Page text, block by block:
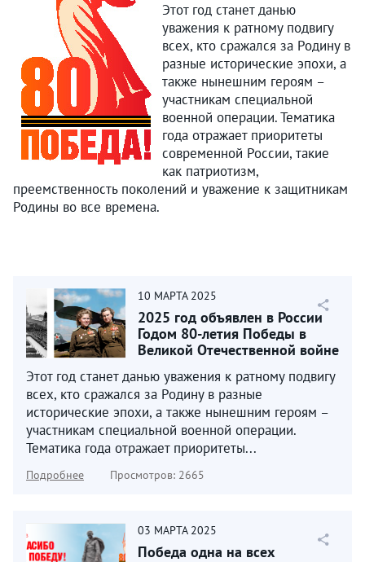
Этот год станет данью
уважения к ратному подвигу
всех, кто сражался за Родину в
разные исторические эпохи, а
также нынешним героям –
участникам специальной
военной операции. Тематика
года отражает приоритеты
современной России, такие
как патриотизм,
преемственность поколений и уважение к защитникам
Родины во все времена.
10 МАРТА 2025
2025 год объявлен в России
Годом 80-летия Победы в
Великой Отечественной войне
Этот год станет данью уважения к ратному подвигу
всех, кто сражался за Родину в разные
исторические эпохи, а также нынешним героям –
участникам специальной военной операции.
Тематика года отражает приоритеты...
Подробнее Просмотров: 2665
03 МАРТА 2025
Победа одна на всех